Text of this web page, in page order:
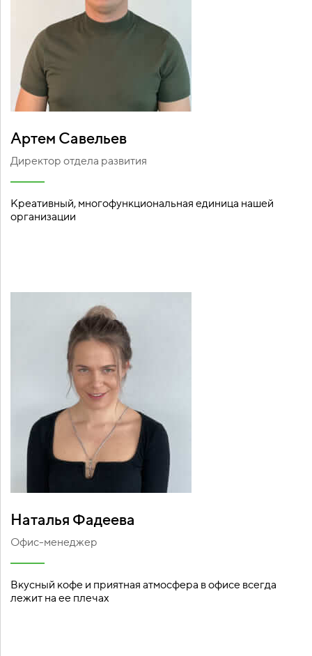
Артем Савельев
Директор отдела развития
Креативный, многофункциональная единица нашей
организации
Наталья Фадеева
Офис-менеджер
Вкусный кофе и приятная атмосфера в офисе всегда
лежит на ее плечах